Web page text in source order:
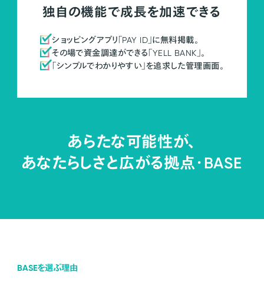
独自の機能で成長を加速できる
ショッピングアプリ「PAY ID」に無料掲載。
その場で資金調達ができる「YELL BANK」。
「シンプルでわかりやすい」を追求した管理画面。
あらたな可能性が、
あなたらしさと広がる拠点・BASE
BASEを選ぶ理由